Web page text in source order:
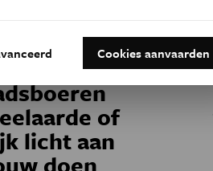
of
licht aan
doen
Cookies aanvaarden